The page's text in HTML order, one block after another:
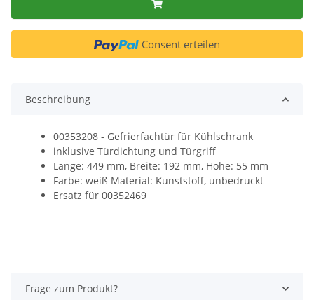
Consent erteilen
Beschreibung
00353208 - Gefrierfachtür für Kühlschrank
inklusive Türdichtung und Türgriff
Länge: 449 mm, Breite: 192 mm, Höhe: 55 mm
Farbe: weiß Material: Kunststoff, unbedruckt
Ersatz für 00352469
Frage zum Produkt?